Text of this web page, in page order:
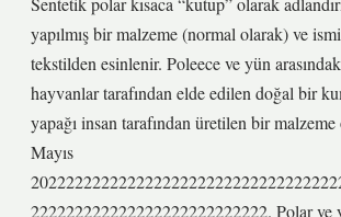
yapılmış bir malzeme (normal olarak) ve
tekstilden esinlenir. Poleece ve yün
hayvanlar tarafından elde edilen doğal bir
yapağı insan tarafından üretilen bir malzeme
Mayıs
222222222222222222222222222. Polar ve